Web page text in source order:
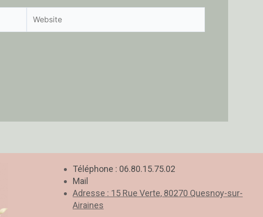
Téléphone : 06.80.15.75.02
Mail
Adresse : 15 Rue Verte, 80270 Quesnoy-sur-
Airaines